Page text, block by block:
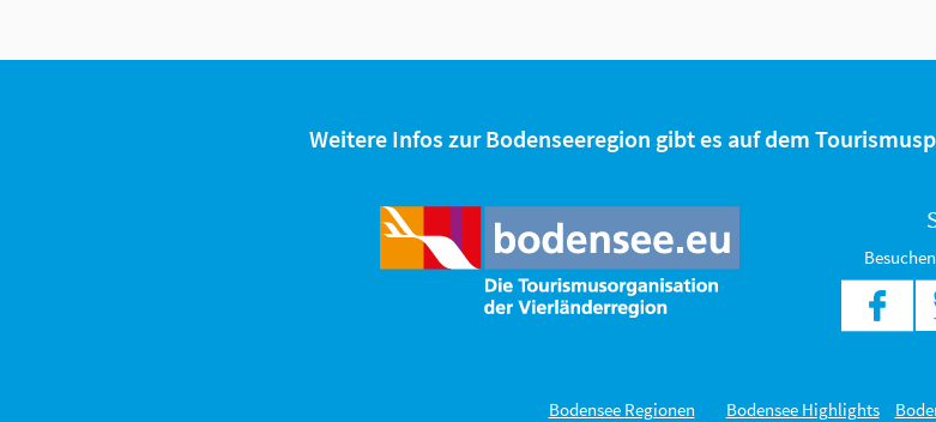
Weitere Infos zur Bodenseeregion gibt es auf dem
Bodensee Regionen Bodensee Highlights